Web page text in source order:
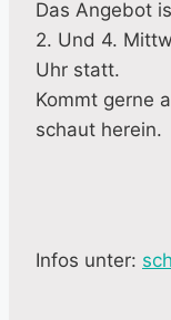
Das Angebot
2. Und 4.
Uhr statt.
Kommt gerne
schaut herein.
Infos unter: